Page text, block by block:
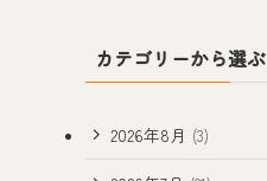
カテゴリーから選ぶ
2026年8月 (3)